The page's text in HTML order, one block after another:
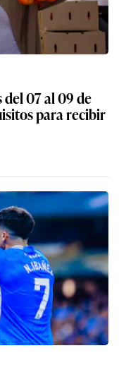
07 al 09 de
para recibir